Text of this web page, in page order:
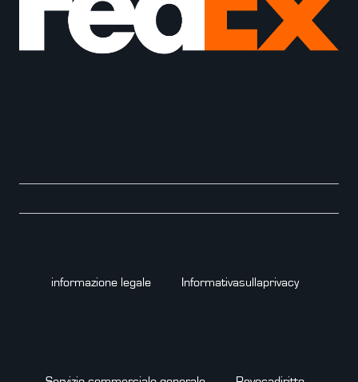
informazione legale Informativa­sulla­privacy